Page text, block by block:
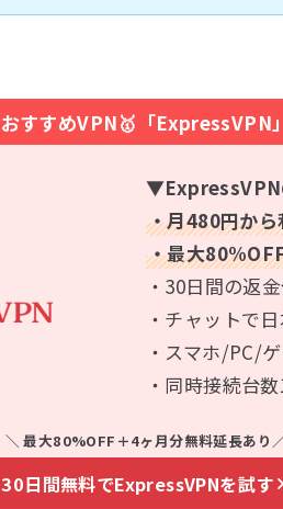
おすすめVPN🥇「ExpressVPN」
▼ExpressVPN
・月480円か
・最大
・30日間の返
・チャットで
・スマホ/PC/
・同時接続台
＼ 最大80%OFF＋4ヶ月分無料延長あり
30日間無料でExpressVPNを試す